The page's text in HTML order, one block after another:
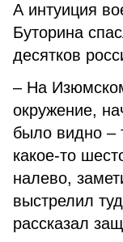
А интуиция
Буторина
десятков
– На
окружение,
было видно –
какое-то
налево,
выстрелил
рассказал